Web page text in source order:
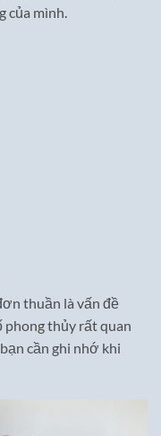
của mình.
thuần là vấn đề
phong thủy rất quan
cần ghi nhớ khi